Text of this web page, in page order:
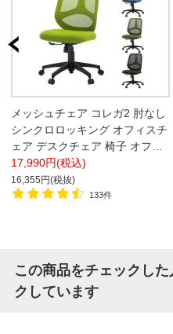
メッシュチェア コレガ2 肘なし
シンクロロッキング オフィスチ
ェア デスクチェア 椅子 オフィ
ス ワークチェア パソコンチェ
ア 幅600×奥行600×高さ890～
985mm
17,990円(税込)
16,355円(税抜)
133件
この商品をチェックし
クしています